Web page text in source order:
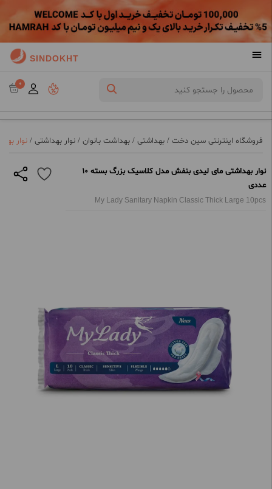
SINDOKHT
0
فروشگاه اینترنتی سین دخت / بهداشتی / بهداشت بانوان / نوار بهداشتی / نوار
نوار بهداشتی مای لیدی بنفش مدل کلاسیک بزرگ بسته 10
عددی
My Lady Sanitary Napkin Classic Thick Large 10pcs